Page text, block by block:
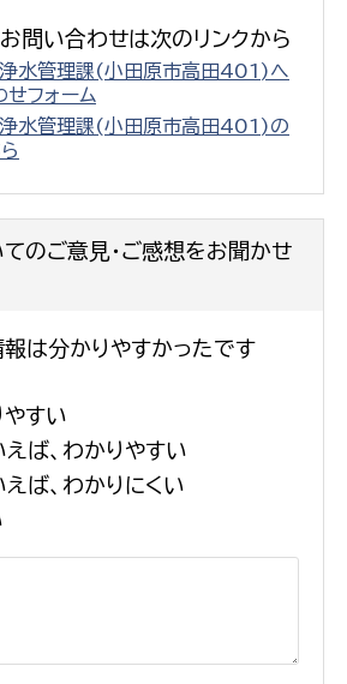
問い合わせは次のリンクから
浄水管理課(小田原市高田401)へ
フォーム
浄水管理課(小田原市高田401)の
のご意見・ご感想をお聞かせ
は分かりやすかったです
やすい
ば、わかりやすい
ば、わかりにくい